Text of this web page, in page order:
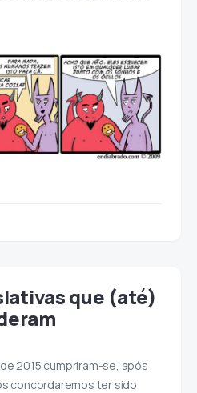
que (até)
2015 cumpriram-se, após
concordaremos ter sido